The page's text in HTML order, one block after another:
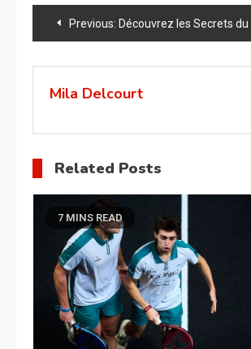
Navigation
de
l’article
Previous: Découvrez les Secrets du Dubai P1 : Les Confrontations
Mila Delcourt
Related Posts
7 MINS READ